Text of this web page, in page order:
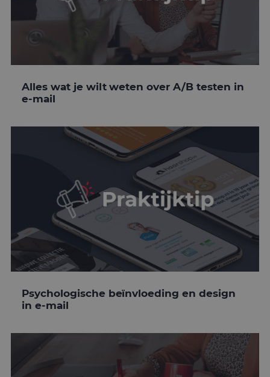
Alles wat je wilt weten over A/B testen in
e-mail
Psychologische beïnvloeding en design
in e-mail